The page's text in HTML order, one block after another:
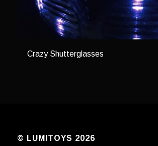
Crazy Shutterglasses
© LUMITOYS 2026